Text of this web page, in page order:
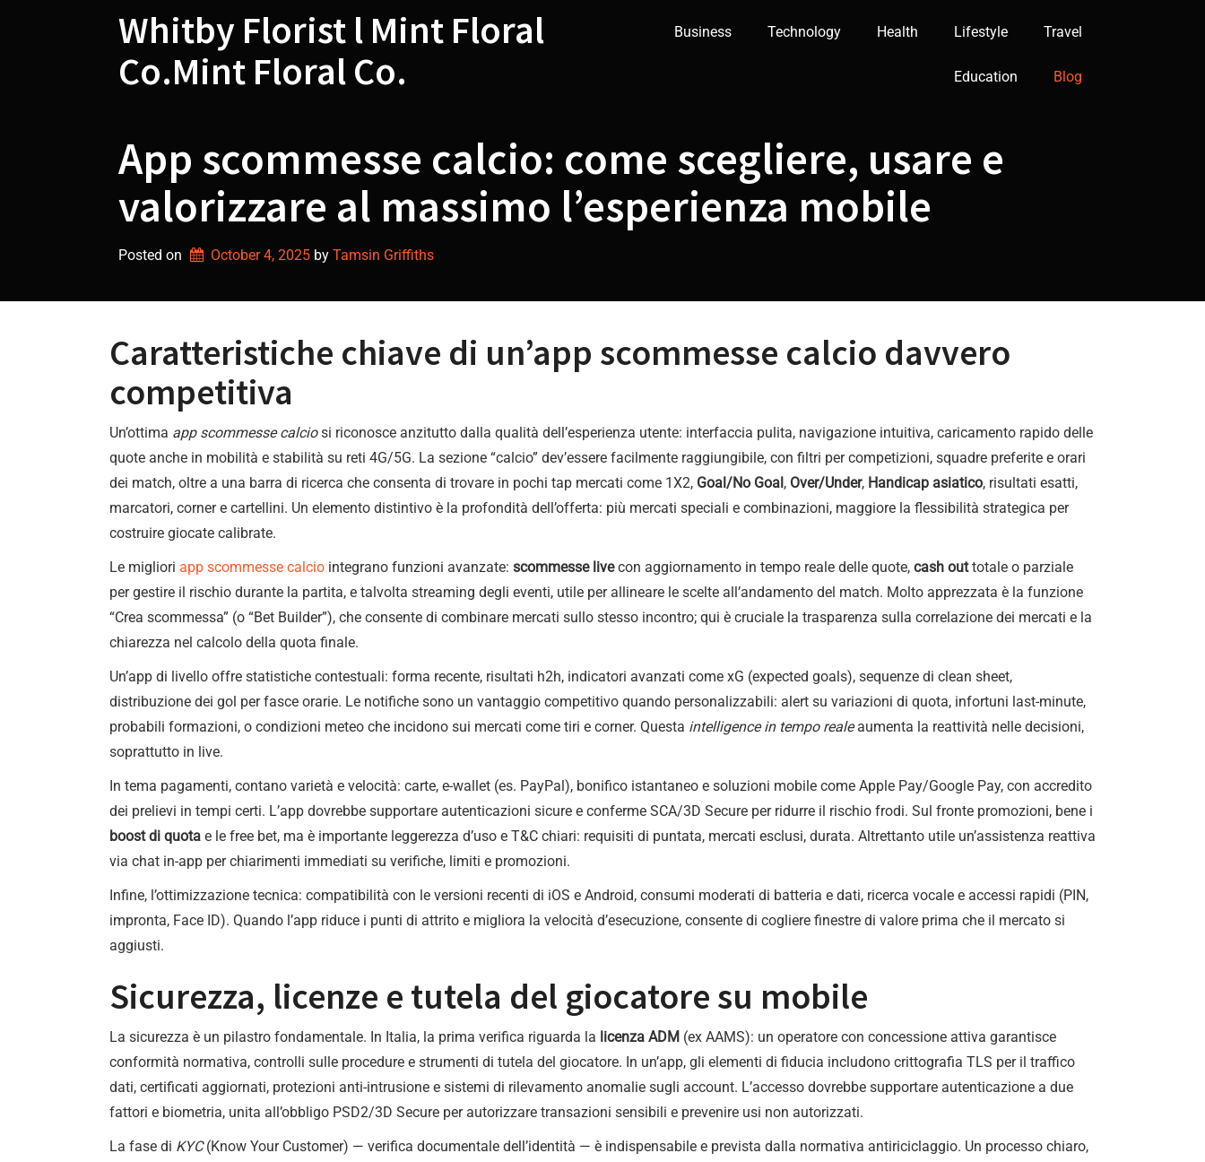
Whitby Florist l Mint Floral
Co.Mint Floral Co.
Business Technology Health Lifestyle Travel
Education Blog
App scommesse calcio: come scegliere, usare e
valorizzare al massimo l’esperienza mobile
Posted on October 4, 2025 by Tamsin Griffiths
Caratteristiche chiave di un’app scommesse calcio davvero
competitiva
Un’ottima app scommesse calciosi riconosce anzitutto dalla qualità dell’esperienza utente: interfaccia pulita, navigazione intuitiva, caricamento rapido delle
quote anche in mobilità e stabilità su reti 4G/5G. La sezione “calcio” dev’essere facilmente raggiungibile, con filtri per competizioni, squadre preferite e orari
dei match, oltre a una barra di ricerca che consenta di trovare in pochi tap mercati come 1X2, Goal/No Goal, Over/Under, Handicap asiatico, risultati esatti,
marcatori, corner e cartellini. Un elemento distintivo è la profondità dell’offerta: più mercati speciali e combinazioni, maggiore la flessibilità strategica per
costruire giocate calibrate.
Le migliori app scommesse calcio integrano funzioni avanzate: scommesse livecon aggiornamento in tempo reale delle quote, cash outtotale o parziale
per gestire il rischio durante la partita, e talvolta streaming degli eventi, utile per allineare le scelte all’andamento del match. Molto apprezzata è la funzione
“Crea scommessa” (o “Bet Builder”), che consente di combinare mercati sullo stesso incontro; qui è cruciale la trasparenza sulla correlazione dei mercati e la
chiarezza nel calcolo della quota finale.
Un’app di livello offre statistiche contestuali: forma recente, risultati h2h, indicatori avanzati come xG (expected goals), sequenze di clean sheet,
distribuzione dei gol per fasce orarie. Le notifiche sono un vantaggio competitivo quando personalizzabili: alert su variazioni di quota, infortuni last-minute,
probabili formazioni, o condizioni meteo che incidono sui mercati come tiri e corner. Questa intelligence in tempo realeaumenta la reattività nelle decisioni,
soprattutto in live.
In tema pagamenti, contano varietà e velocità: carte, e-wallet (es. PayPal), bonifico istantaneo e soluzioni mobile come Apple Pay/Google Pay, con accredito
dei prelievi in tempi certi. L’app dovrebbe supportare autenticazioni sicure e conferme SCA/3D Secure per ridurre il rischio frodi. Sul fronte promozioni, bene i
boost di quota e le free bet, ma è importante leggerezza d’uso e T&C chiari: requisiti di puntata, mercati esclusi, durata. Altrettanto utile un’assistenza reattiva
via chat in-app per chiarimenti immediati su verifiche, limiti e promozioni.
Infine, l’ottimizzazione tecnica: compatibilità con le versioni recenti di iOS e Android, consumi moderati di batteria e dati, ricerca vocale e accessi rapidi (PIN,
impronta, Face ID). Quando l’app riduce i punti di attrito e migliora la velocità d’esecuzione, consente di cogliere finestre di valore prima che il mercato si
aggiusti.
Sicurezza, licenze e tutela del giocatore su mobile
La sicurezza è un pilastro fondamentale. In Italia, la prima verifica riguarda la licenza ADM (ex AAMS): un operatore con concessione attiva garantisce
conformità normativa, controlli sulle procedure e strumenti di tutela del giocatore. In un’app, gli elementi di fiducia includono crittografia TLS per il traffico
dati, certificati aggiornati, protezioni anti-intrusione e sistemi di rilevamento anomalie sugli account. L’accesso dovrebbe supportare autenticazione a due
fattori e biometria, unita all’obbligo PSD2/3D Secure per autorizzare transazioni sensibili e prevenire usi non autorizzati.
La fase di KYC(Know Your Customer) — verifica documentale dell’identità — è indispensabile e prevista dalla normativa antiriciclaggio. Un processo chiaro,